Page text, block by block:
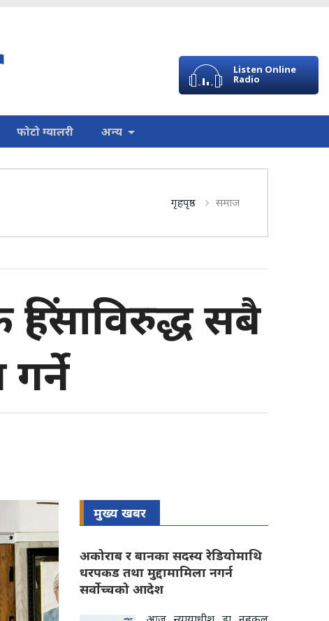
Listen Online
Radio
फोटो ग्यालरी अन्य
गृहपृष्ठ समाज
सबै
मुख्य खबर
अकोराब र बानका सदस्य रेडियोमाथि
धरपकड तथा मुद्दामामिला नगर्न
सर्वोच्चको आदेश